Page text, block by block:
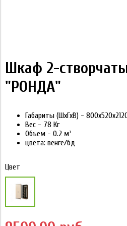
Шкаф 2-
"РОНДА"
Габариты (ШхГхВ) -
Вес - 78 Кг
Объем - 0.2 м³
цвета: венге/бд
Цвет